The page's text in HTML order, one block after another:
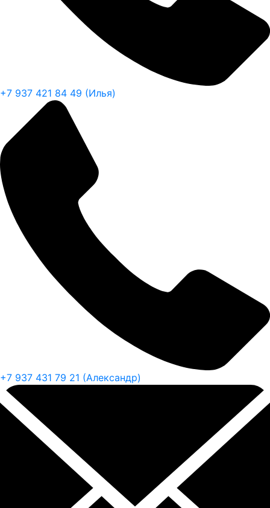
+7 937 421 84 49 (Илья)
+7 937 431 79 21 (Александр)